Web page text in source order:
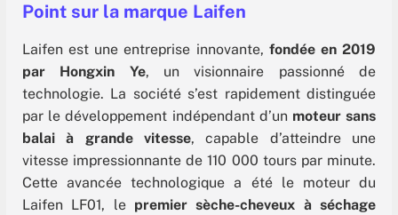
Point sur la marque Laifen
Laifen est une entreprise innovante, fondée en 2019
par Hongxin Ye, un visionnaire passionné de
technologie. La société s’est rapidement distinguée
par le développement indépendant d’un moteur sans
balai à grande vitesse, capable d’atteindre une
vitesse impressionnante de 110 000 tours par minute.
Cette avancée technologique a été le moteur du
Laifen LF01, le premier sèche-cheveux à séchage